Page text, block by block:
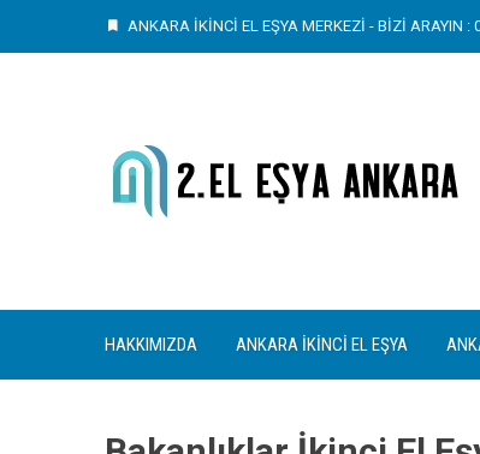
ANKARA İKİNCİ EL EŞYA MERKEZİ - BİZİ ARAYIN
HAKKIMIZDA ANKARA İKINCI EL EŞYA